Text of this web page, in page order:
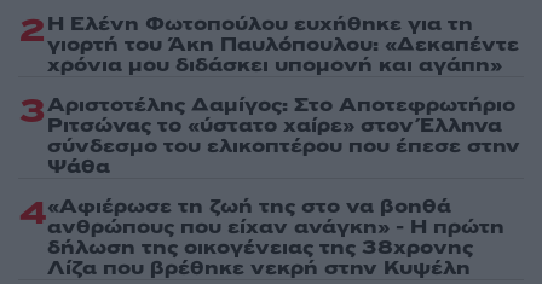
2Η Ελένη Φωτοπούλου ευχήθηκε για τη
γιορτή του Άκη Παυλόπουλου: «Δεκαπέντε
χρόνια μου διδάσκει υπομονή και αγάπη»
3Αριστοτέλης Δαμίγος: Στο Αποτεφρωτήριο
Ριτσώνας το «ύστατο χαίρε» στον Έλληνα
σύνδεσμο του ελικοπτέρου που έπεσε στην
Ψάθα
4«Αφιέρωσε τη ζωή της στο να βοηθά
ανθρώπους που είχαν ανάγκη» - Η πρώτη
δήλωση της οικογένειας της 38χρονης
Λίζα που βρέθηκε νεκρή στην Κυψέλη